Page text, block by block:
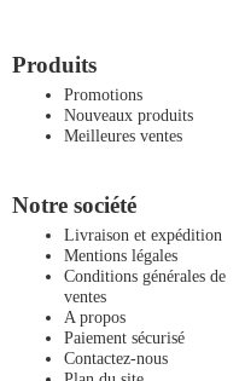
Produits
Promotions
Nouveaux produits
Meilleures ventes
Notre société
Livraison et expédition
Mentions légales
Conditions générales de
ventes
A propos
Paiement sécurisé
Contactez-nous